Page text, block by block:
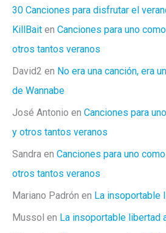
Nueva
York
una
Ciudad»
30 Canciones para disfrutar el
KillBait en Canciones para uno
otros tantos veranos
David2 en No era una canción, era
de Wannabe
José Antonio en Canciones para
y otros tantos veranos
Sandra en Canciones para uno
otros tantos veranos
Mariano Padrón en La insoportable
Mussol en La insoportable libertad